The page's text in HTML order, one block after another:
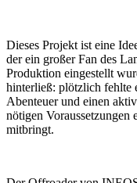
Dieses Projekt ist eine
der ein großer Fan des
Produktion eingestellt
hinterließ: plötzlich fehlte
Abenteuer und einen
nötigen Voraussetzungen
mitbringt.